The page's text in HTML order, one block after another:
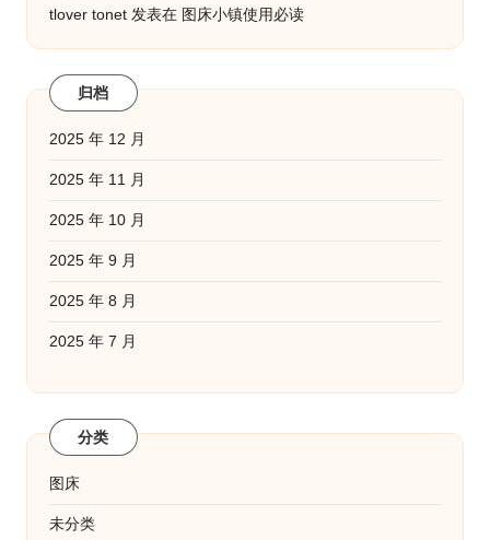
tlover tonet 发表在 图床小镇使用必读
归档
2025 年 12 月
2025 年 11 月
2025 年 10 月
2025 年 9 月
2025 年 8 月
2025 年 7 月
分类
图床
未分类